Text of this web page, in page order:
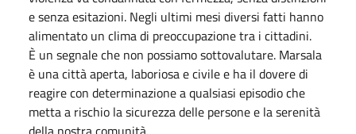
e senza esitazioni. Negli ultimi mesi diversi fatti hanno
alimentato un clima di preoccupazione tra i cittadini.
È un segnale che non possiamo sottovalutare. Marsala
è una città aperta, laboriosa e civile e ha il dovere di
reagire con determinazione a qualsiasi episodio che
metta a rischio la sicurezza delle persone e la serenità